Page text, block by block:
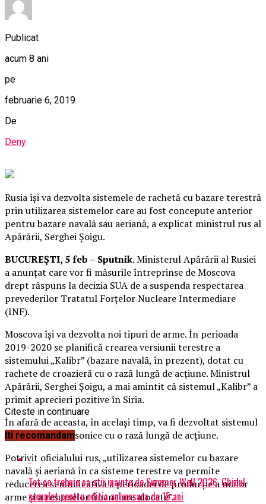
Publicat
acum 8 ani
pe
februarie 6, 2019
De
Deny
Rusia își va dezvolta sistemele de rachetă cu bazare terestră
prin utilizarea sistemelor care au fost concepute anterior
pentru bazare navală sau aeriană, a explicat ministrul rus al
Apărării, Serghei Șoigu.
BUCUREȘTI, 5 feb – Sputnik. Ministerul Apărării al Rusiei
a anunțat care vor fi măsurile întreprinse de Moscova
drept răspuns la decizia SUA de a suspenda respectarea
prevederilor Tratatul Forțelor Nucleare Intermediare
(INF).
Moscova își va dezvolta noi tipuri de arme. În perioada
2019-2020 se planifică crearea versiunii terestre a
sistemului „Kalibr” (bazare navală, în prezent), dotat cu
rachete de croazieră cu o rază lungă de acțiune. Ministrul
Apărării, Serghei Șoigu, a mai amintit că sistemul „Kalibr” a
primit aprecieri pozitive în Siria.
În afară de aceasta, în același timp, va fi dezvoltat sistemul
de rachete hipersonice cu o rază lungă de acțiune.
Potrivit oficialului rus, „utilizarea sistemelor cu bazare
navală și aeriană în ca sisteme terestre va permite
reducerea semnificativă a perioadei de producție a noilor
arme și a resurselor financiare alocate”.
Citeste in continuare
Iti recomandam
Tot ce trebuie sa stii inainte de Summer Well 2026. Ghidul
complet pentru editia aniversara de 15 ani